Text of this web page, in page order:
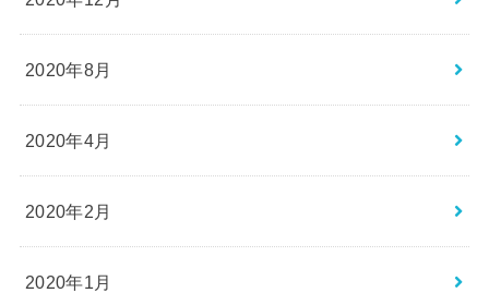
2020年8月
2020年4月
2020年2月
2020年1月